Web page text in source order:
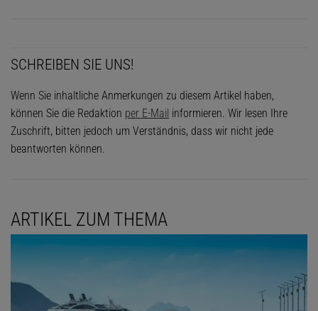
SCHREIBEN SIE UNS!
Wenn Sie inhaltliche Anmerkungen zu diesem Artikel haben,
können Sie die Redaktion per E-Mail informieren. Wir lesen Ihre
Zuschrift, bitten jedoch um Verständnis, dass wir nicht jede
beantworten können.
ARTIKEL ZUM THEMA